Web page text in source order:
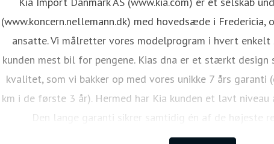
(www.koncern.nellemann.dk) med hovedsæde i
ansatte. Vi målretter vores modelprogram i hvert enkelt
kunden mest bil for pengene. Kias dna er et stærkt
kvalitet, som vi bakker op med vores unikke 7 års
km i de første 3 år). Hermed har Kia kunden et lavt
Den lange garanti sikrer samtidig én af de højeste